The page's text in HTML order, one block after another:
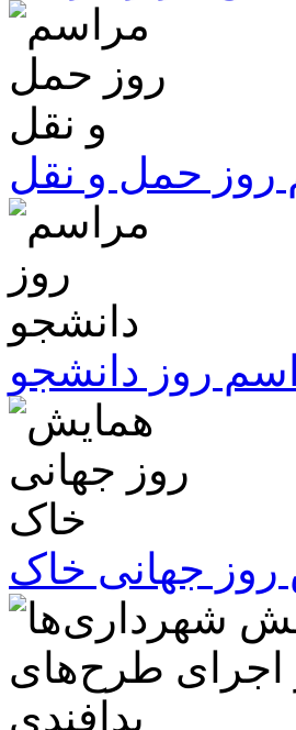
روز حمل و نقل
روز دانشجو
جهانی خاک